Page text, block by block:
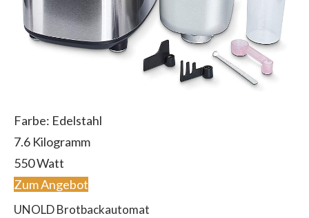
Farbe: Edelstahl
7.6 Kilogramm
‎550 Watt
Zum Angebot
UNOLD Brotbackautomat